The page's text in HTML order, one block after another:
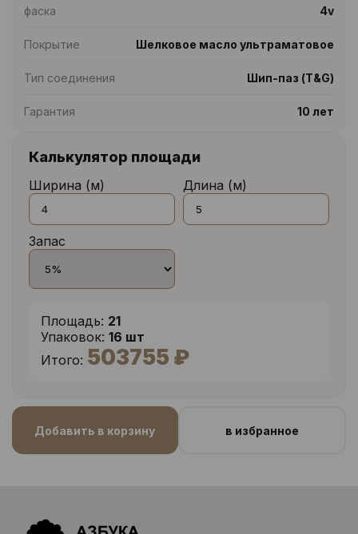
фаска 4v
Покрытие Шелковое масло ультраматовое
Тип соединения Шип-паз (T&G)
Гарантия 10 лет
Калькулятор площади
Ширина (м) Длина (м)
Запас
Площадь: 21
Упаковок: 16 шт
Итого: 503755 ₽
Добавить в корзину в избранное